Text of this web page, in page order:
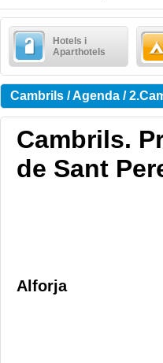
Hotels i
Aparthotels
Cambrils / Agenda /
Cambrils.
de Sant
Alforja